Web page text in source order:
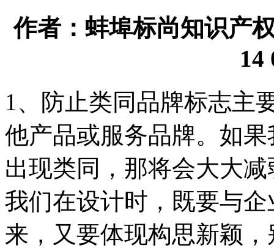
作者：蚌埠标尚知识产
14
1、防止类同品牌标志主
他产品或服务品牌。如
出现类同，那将会大大
我们在设计时，既要与
来，又要体现构思新颖